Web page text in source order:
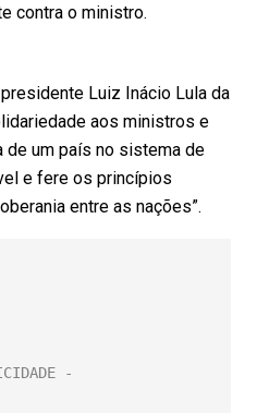
contra o ministro.
Luiz Inácio Lula da
aos ministros e
de um país no sistema de
e fere os princípios
entre as nações”.